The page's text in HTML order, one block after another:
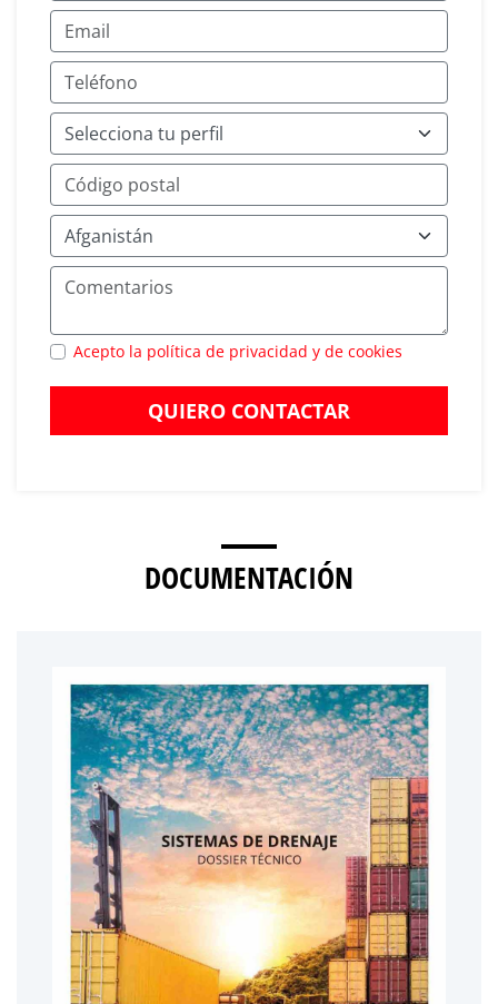
Acepto la política de privacidad y de cookies
QUIERO CONTACTAR
DOCUMENTACIÓN